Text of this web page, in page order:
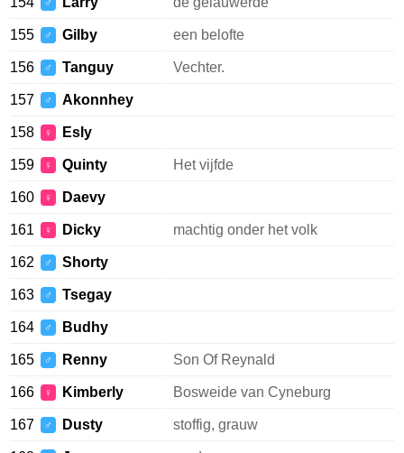
♂
155 ♂ Gilby een belofte
156 ♂ Tanguy Vechter.
157 ♂ Akonnhey
158 ♀ Esly
159 ♀ Quinty Het vijfde
160 ♀ Daevy
161 ♀ Dicky machtig onder het volk
162 ♂ Shorty
163 ♂ Tsegay
164 ♂ Budhy
165 ♂ Renny Son Of Reynald
166 ♀ Kimberly Bosweide van Cyneburg
167 ♂ Dusty stoffig, grauw